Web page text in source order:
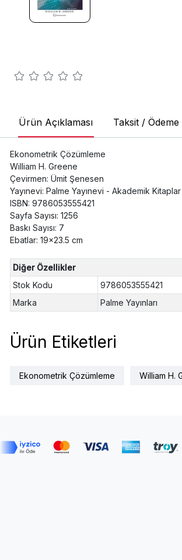
Ürün Açıklaması Taksit /
Ekonometrik Çözümleme
William H. Greene
Çevirmen: Ümit Şenesen
Yayınevi: Palme Yayınevi - Akademik Kitaplar
ISBN: 9786053555421
Sayfa Sayısı: 1256
Baskı Sayısı: 7
Ebatlar: 19x23.5 cm
Diğer Özellikler
Stok Kodu
9786053555421
Marka
Palme Yayınları
Ürün Etiketleri
Ekonometrik Çözümleme William H.